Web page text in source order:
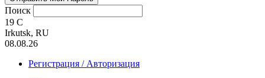
Поиск
19 C
Irkutsk, RU
08.08.26
Регистрация / Авторизация